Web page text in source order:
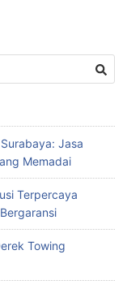
Jasa
Memadai
Terpercaya
Towing